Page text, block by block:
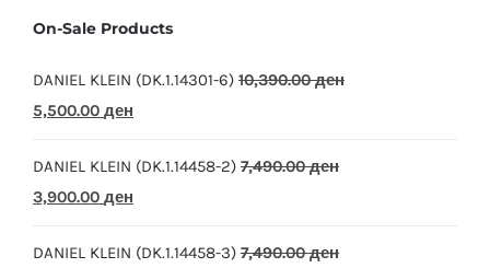
On-Sale Products
DANIEL KLEIN (DK.1.14301-6) 10,390.00ден
Original
was:
10,390.00 ден.
5,500.00 ден
is:
5,500.00 ден.
DANIEL KLEIN (DK.1.14458-2) 7,490.00ден
Original
was:
3,900.00 ден
is:
DANIEL KLEIN (DK.1.14458-3) 7,490.00ден